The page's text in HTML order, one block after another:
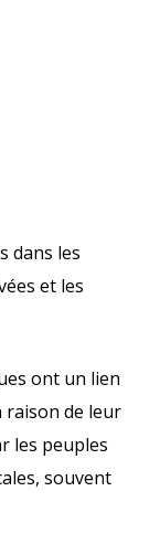
dans les
et les
ont un lien
raison de leur
les peuples
souvent